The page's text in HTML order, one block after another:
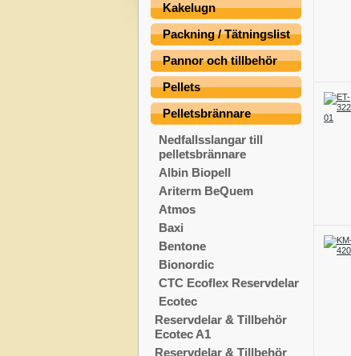
Kakelugn
Packning / Tätningslist
Pannor och tillbehör
Pellets
Pelletsbrännare
Nedfallsslangar till
pelletsbrännare
Albin Biopell
Ariterm BeQuem
Atmos
Baxi
Bentone
Bionordic
CTC Ecoflex Reservdelar
Ecotec
Reservdelar & Tillbehör
Ecotec A1
Reservdelar & Tillbehör